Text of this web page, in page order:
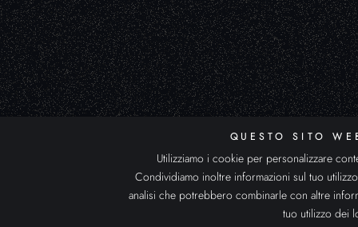
QUESTO SITO
Utilizziamo i cookie per personalizzare
Condividiamo inoltre informazioni sul tuo
analisi che potrebbero combinarle con altre
tuo utilizzo dei